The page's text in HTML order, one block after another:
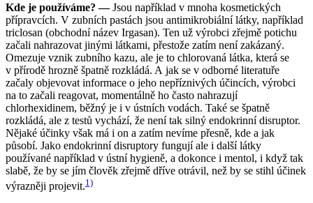
Kde je používáme? —Jsou například v mnoha kosmetických
přípravcích. V zubních pastách jsou antimikrobiální látky, například
triclosan (obchodní název Irgasan). Ten už výrobci zřejmě potichu
začali nahrazovat jinými látkami, přestože zatím není zakázaný.
Omezuje vznik zubního kazu, ale je to chlorovaná látka, která se
v přírodě hrozně špatně rozkládá. A jak se v odborné literatuře
začaly objevovat informace o jeho nepříznivých účincích, výrobci
na to začali reagovat, momentálně ho často nahrazují
chlorhexidinem, běžný je i v ústních vodách. Také se špatně
rozkládá, ale z testů vychází, že není tak silný endokrinní disruptor.
Nějaké účinky však má i on a zatím nevíme přesně, kde a jak
působí. Jako endokrinní disruptory fungují ale i další látky
používané například v ústní hygieně, a dokonce i mentol, i když tak
slabě, že by se jím člověk zřejmě dříve otrávil, než by se stihl účinek
výrazněji projevit.1)